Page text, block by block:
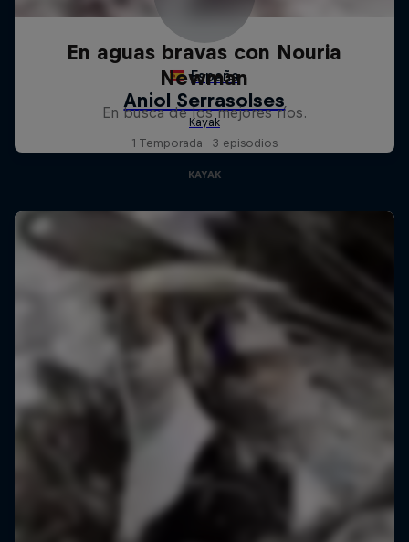
En aguas bravas con Nouria
Newman
En busca de los mejores ríos.
1 Temporada · 3 episodios
KAYAK